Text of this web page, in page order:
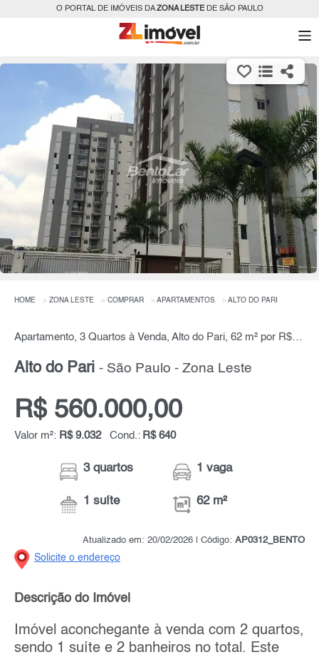
O PORTAL DE IMÓVEIS DAZONA LESTEDE SÃO PAULO
HOME ZONA LESTE COMPRAR APARTAMENTOS ALTO DO PARI
Apartamento, 3 Quartos à Venda, Alto do Pari, 62 m² por R$ 560.000,00
Alto do Pari - São Paulo - Zona Leste
R$ 560.000,00
Valor m²: R$ 9.032 Cond.: R$ 640
3 quartos
1 suíte
1 vaga
62 m²
Atualizado em: 20/02/2026 | Código: AP0312_BENTO
Solicite o endereço
Descrição do Imóvel
Imóvel aconchegante à venda com 2 quartos,
sendo 1 suíte e 2 banheiros no total. Este